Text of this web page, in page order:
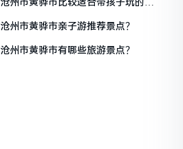
沧州市黄骅市亲子游推荐景点？
沧州市黄骅市有哪些旅游景点？